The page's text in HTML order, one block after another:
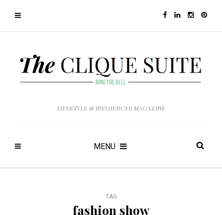
LIFESTYLE & INFLUENCER MAGAZINE
MENU
TAG
fashion show